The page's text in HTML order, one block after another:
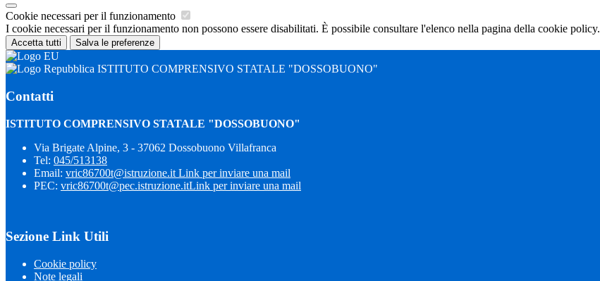
Cookie necessari per il funzionamento
I cookie necessari per il funzionamento non possono essere disabilitati. È possibile consultare l'elenco nella pagina della cookie policy.
Accetta tutti Salva le preferenze
ISTITUTO COMPRENSIVO STATALE "DOSSOBUONO"
Contatti
ISTITUTO COMPRENSIVO STATALE "DOSSOBUONO"
Via Brigate Alpine, 3 - 37062 Dossobuono Villafranca
Tel: 045/513138
Email: vric86700t@istruzione.it Link per inviare una mail
PEC: vric86700t@pec.istruzione.itLink per inviare una mail
Sezione Link Utili
Cookie policy
Note legali